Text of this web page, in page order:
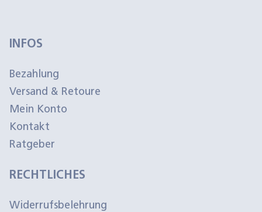
INFOS
Bezahlung
Versand & Retoure
Mein Konto
Kontakt
Ratgeber
RECHTLICHES
Widerrufsbelehrung